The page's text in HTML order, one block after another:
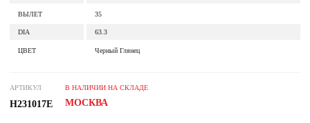
ВЫЛЕТ 35
DIA 63.3
ЦВЕТ Черный Глянец
АРТИКУЛ
H231017E
В НАЛИЧИИ НА СКЛАДЕ
МОСКВА